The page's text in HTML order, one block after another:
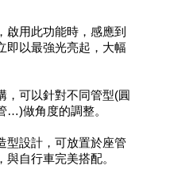
啟用此功能時，感應到
即以最強光亮起，大幅
，可以針對不同管型(圓
…)做角度的調整。
型設計，可放置於座管
自行車完美搭配。